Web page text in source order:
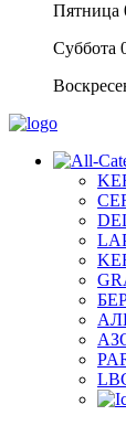
Пятница
Суббота